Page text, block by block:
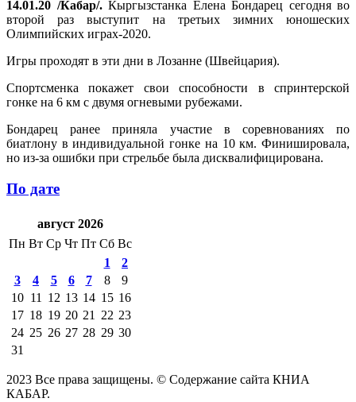
14.01.20 /Кабар/.Кыргызстанка Елена Бондарец сегодня во
второй раз выступит на третьих зимних юношеских
Олимпийских играх-2020.
Игры проходят в эти дни в Лозанне (Швейцария).
Спортсменка покажет свои способности в спринтерской
гонке на 6 км с двумя огневыми рубежами.
Бондарец ранее приняла участие в соревнованиях по
биатлону в индивидуальной гонке на 10 км. Финишировала,
но из-за ошибки при стрельбе была дисквалифицирована.
По дате
август 2026
Пн Вт Ср Чт Пт Сб Вс
1
2
3
4 5 6 7 8
9
10 11 12 13 14 15 16
17 18 19 20 21 22 23
24 25 26 27 28 29 30
31
2023 Все права защищены. © Содержание сайта КНИА
КАБАР.